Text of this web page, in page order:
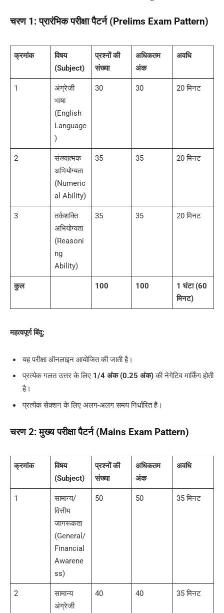
चरण 1: प्रारंभिक परीक्षा पैटर्न (Prelims Exam Pattern)
क्रमांक
विषय
(Subject)
प्रश्नों की
संख्या
अधिकतम
अंक
अवधि
1
अंग्रेजी
भाषा
(English
Language
)
30 30 20 मिनट
2
संख्यात्मक
अभियोग्यता
(Numeric
al Ability)
35 35 20 मिनट
3
तर्कशक्ति
अभियोग्यता
(Reasoni
ng
Ability)
35 35 20 मिनट
कुल 100 100
1 घंटा (60
मिनट)
महत्वपूर्ण बिंदु:
यह परीक्षा ऑनलाइन आयोजित की जाती है।
प्रत्येक गलत उत्तर के लिए 1/4 अंक (0.25 अंक)की नेगेटिव मार्किंग होती
है।
प्रत्येक सेक्शन के लिए अलग-अलग समय निर्धारित है।
चरण 2: मुख्य परीक्षा पैटर्न (Mains Exam Pattern)
क्रमांक
विषय
(Subject)
प्रश्नों की
संख्या
अधिकतम
अंक
अवधि
1
सामान्य/
वित्तीय
जागरूकता
(General/
Financial
Awarene
ss)
50 50 35 मिनट
2
सामान्य
अंग्रेजी
40 40 35 मिनट